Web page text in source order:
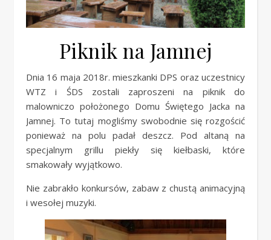
Piknik na Jamnej
Dnia 16 maja 2018r. mieszkanki DPS oraz uczestnicy
WTZ i ŚDS zostali zaproszeni na piknik do
malowniczo położonego Domu Świętego Jacka na
Jamnej. To tutaj mogliśmy swobodnie się rozgościć
ponieważ na polu padał deszcz. Pod altaną na
specjalnym grillu piekły się kiełbaski, które
smakowały wyjątkowo.
Nie zabrakło konkursów, zabaw z chustą animacyjną
i wesołej muzyki.